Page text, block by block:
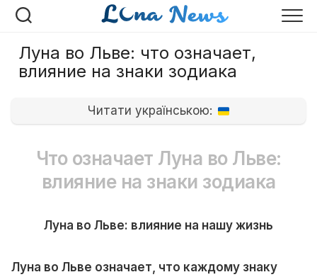
Перейти
Луна во Льве: что означает,
влияние на знаки зодиака
Читати українською:
Что означает Луна во Льве:
влияние на знаки зодиака
Луна во Льве: влияние на нашу жизнь
Луна во Льве означает, что каждому знаку